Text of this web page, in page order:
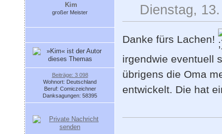
Kim
großer Meister
Beiträge: 3 098
Wohnort: Deutschland
Beruf: Comiczeichner
Danksagungen: 58395
Dienstag,
Danke fürs Lachen!
irgendwie eventuell
übrigens die Oma
entwickelt. Die hat